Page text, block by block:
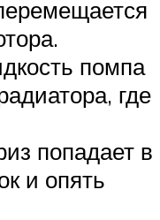
помпа
где
попадает в
и опять